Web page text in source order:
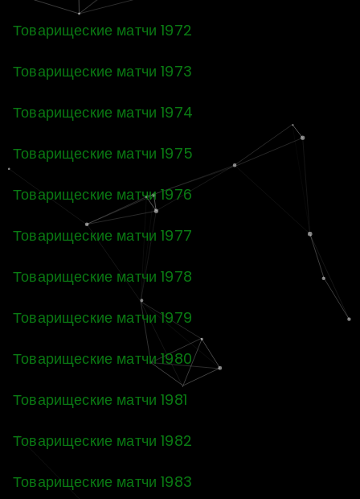
Товарищеские матчи 1972
Товарищеские матчи 1973
Товарищеские матчи 1974
Товарищеские матчи 1975
Товарищеские матчи 1976
Товарищеские матчи 1977
Товарищеские матчи 1978
Товарищеские матчи 1979
Товарищеские матчи 1980
Товарищеские матчи 1981
Товарищеские матчи 1982
Товарищеские матчи 1983